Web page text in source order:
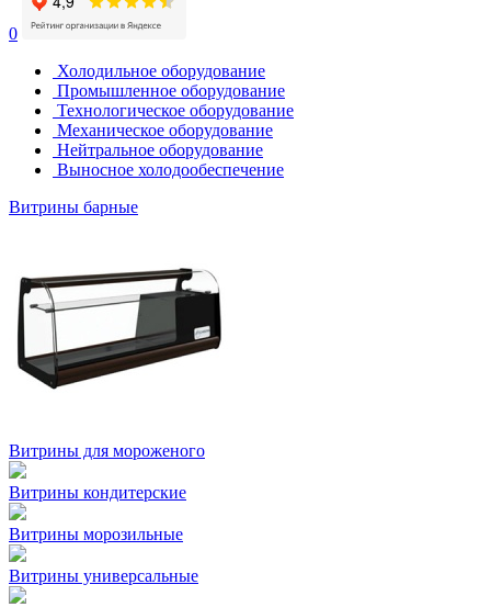
0
Холодильное оборудование
Промышленное оборудование
Технологическое оборудование
Механическое оборудование
Нейтральное оборудование
Выносное холодообеспечение
Витрины барные
Витрины для мороженого
Витрины кондитерские
Витрины морозильные
Витрины универсальные